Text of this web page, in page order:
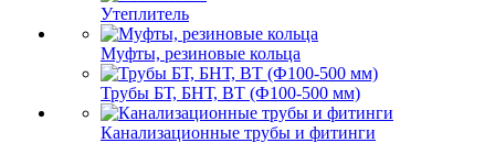
Утеплитель
Муфты, резиновые кольца
Трубы БТ, БНТ, ВТ (Ф100-500 мм)
Канализационные трубы и фитинги